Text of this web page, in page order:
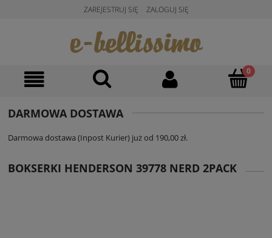
ZAREJESTRUJ SIĘ ZALOGUJ SIĘ
DARMOWA DOSTAWA
Darmowa dostawa (Inpost Kurier) już od 190,00 zł.
BOKSERKI HENDERSON 39778 NERD 2PACK